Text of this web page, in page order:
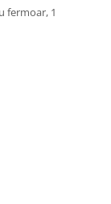
fermoar, 1